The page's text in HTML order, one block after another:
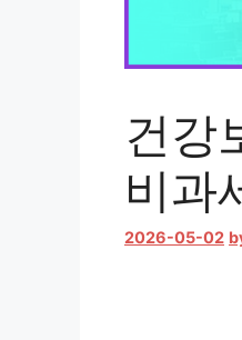
건강
비과
2026-05-02